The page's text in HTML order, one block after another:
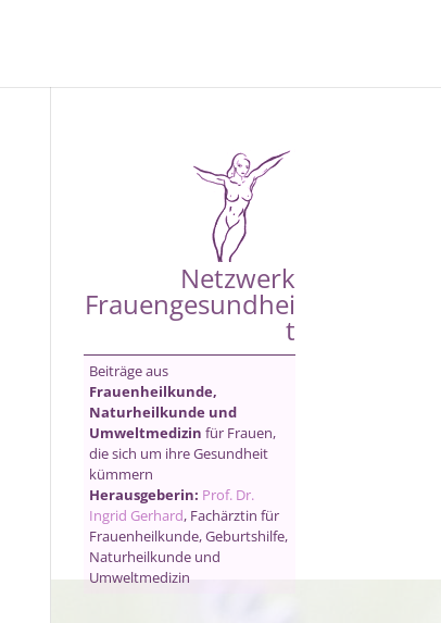
Netzwerk
Frauengesundhei
t
Beiträge aus
Frauenheilkunde,
Naturheilkunde und
Umweltmedizin für Frauen,
die sich um ihre Gesundheit
kümmern
Herausgeberin: Prof. Dr.
Ingrid Gerhard, Fachärztin für
Frauenheilkunde, Geburtshilfe,
Naturheilkunde und
Umweltmedizin